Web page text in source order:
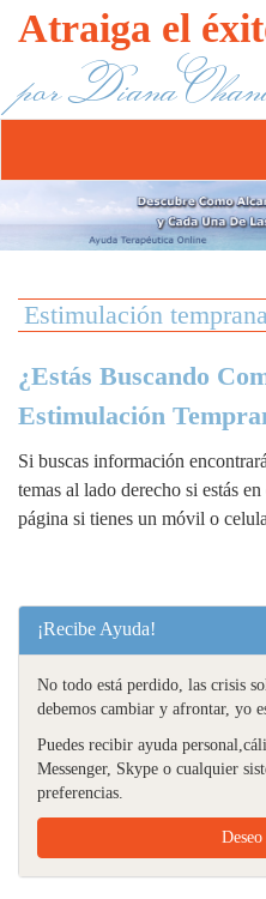
Atraiga el
por Diana
Estimulación
¿Estás Buscando
Estimulación
Si buscas información
temas al lado derecho si estás
página si tienes un móvil o
¡Recibe Ayuda!
No todo está perdido, las crisis
debemos cambiar y afrontar, yo
Puedes recibir ayuda
Messenger, Skype o cualquier
preferencias.